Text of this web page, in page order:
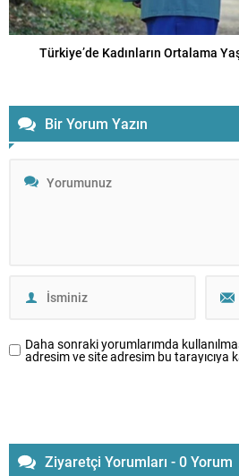
Türkiye’de Kadınların Ortalama
Bir Yorum Yazın
Daha sonraki yorumlarımda
adresim ve site adresim bu tarayıcıya
Ziyaretçi Yorumları - 0 Yorum